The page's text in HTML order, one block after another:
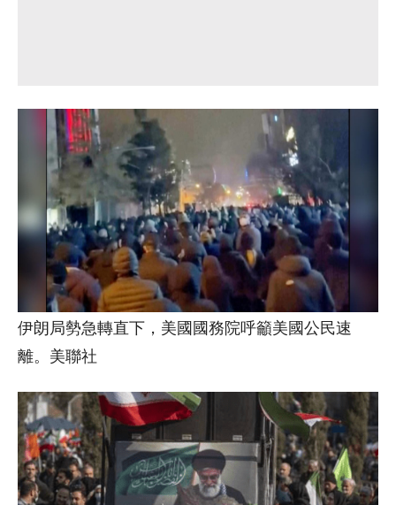
伊朗局勢急轉直下，美國國務院呼籲美國公民速
離。美聯社